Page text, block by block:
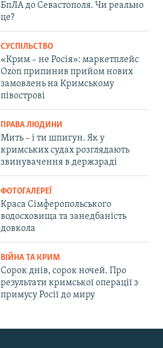
БпЛА до Севастополя. Чи реально
це?
СУСПІЛЬСТВО
«Крим – не Росія»: маркетплейс
Ozon припинив прийом нових
замовлень на Кримському
півострові
ПРАВА ЛЮДИНИ
Мить – і ти шпигун. Як у
кримських судах розглядають
звинувачення в держзраді
ФОТОГАЛЕРЕЇ
Краса Сімферопольського
водосховища та занедбаність
довкола
ВІЙНА ТА КРИМ
Сорок днів, сорок ночей. Про
результати кримської операції з
примусу Росії до миру